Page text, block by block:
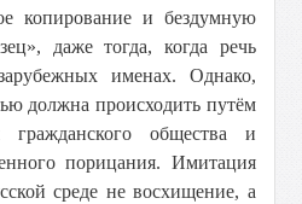
копирование и бездумную
даже тогда, когда речь
именах. Однако,
должна происходить путём
общества и
порицания. Имитация
среде не восхищение, а